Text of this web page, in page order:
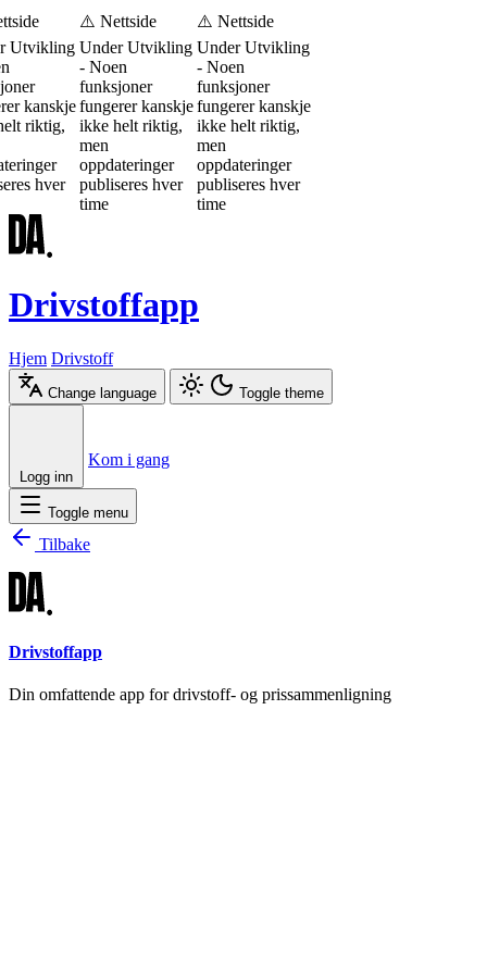
Utvikling
kanskje
riktig,
hver
⚠️ Nettside
Under Utvikling
- Noen
funksjoner
fungerer kanskje
ikke helt riktig,
men
oppdateringer
publiseres hver
time
⚠️ Nettside
Under Utvikling
- Noen
funksjoner
fungerer kanskje
ikke helt riktig,
men
oppdateringer
publiseres hver
time
Drivstoffapp
Hjem Drivstoff
Change language Toggle theme
Logg inn
Kom i gang
Toggle menu
Tilbake
Drivstoffapp
Din omfattende app for drivstoff- og prissammenligning